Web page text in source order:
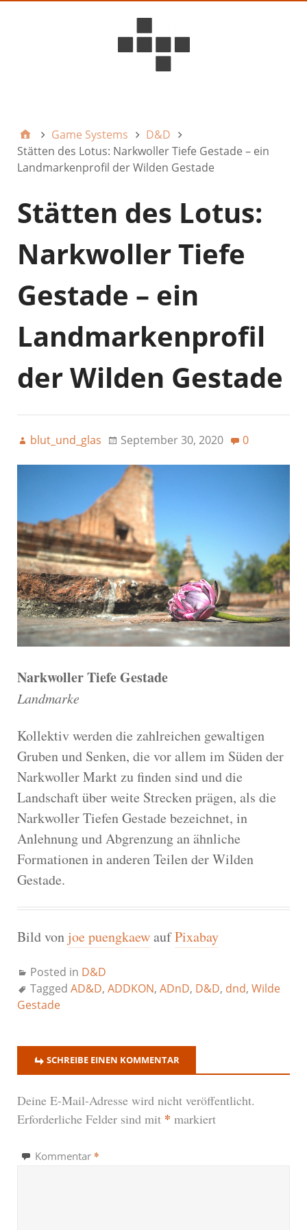
Game Systems
D&D
Stätten des Lotus: Narkwoller Tiefe Gestade – ein
Landmarkenprofil der Wilden Gestade
Stätten des Lotus:
Narkwoller Tiefe
Gestade – ein
Landmarkenprofil
der Wilden Gestade
blut_und_glas September 30, 2020 0
Narkwoller Tiefe Gestade
Landmarke
Kollektiv werden die zahlreichen gewaltigen
Gruben und Senken, die vor allem im Süden der
Narkwoller Markt zu finden sind und die
Landschaft über weite Strecken prägen, als die
Narkwoller Tiefen Gestade bezeichnet, in
Anlehnung und Abgrenzung an ähnliche
Formationen in anderen Teilen der Wilden
Gestade.
Bild von joe puengkaewaufPixabay
Posted in D&D
Tagged AD&D, ADDKON, ADnD, D&D, dnd, Wilde
Gestade
SCHREIBE EINEN KOMMENTAR
Deine E-Mail-Adresse wird nicht veröffentlicht.
Erforderliche Felder sind mit * markiert
Kommentar *